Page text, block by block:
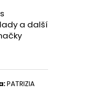
a další
PATRIZIA